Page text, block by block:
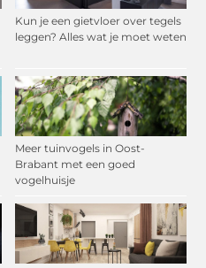
Kun je een gietvloer over tegels
leggen? Alles wat je moet weten
Meer tuinvogels in Oost-
Brabant met een goed
vogelhuisje